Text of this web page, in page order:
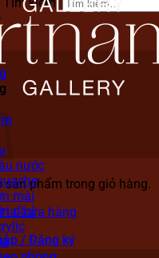
sản phẩm trong giỏ hàng.
lại cửa hàng
/ Đăng ký
nước
mài
dầu